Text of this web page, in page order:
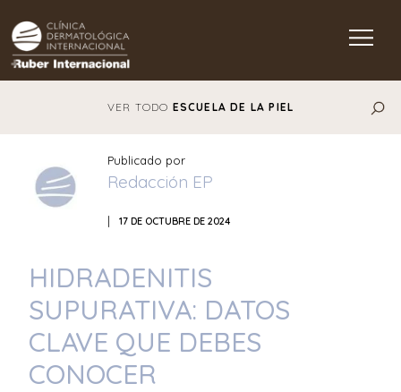
Main Navigation
VER TODO ESCUELA DE LA PIEL
Publicado por
Redacción EP
| 17 DE OCTUBRE DE 2024
HIDRADENITIS
SUPURATIVA: DATOS
CLAVE QUE DEBES
CONOCER